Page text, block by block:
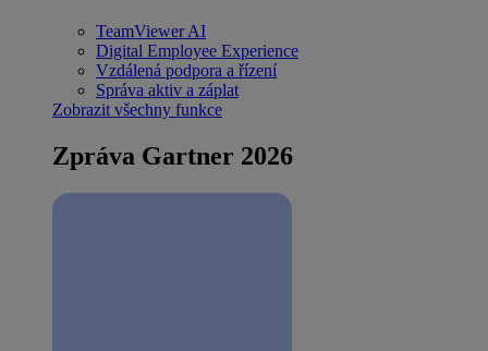
TeamViewer AI
Digital Employee Experience
Vzdálená podpora a řízení
Správa aktiv a záplat
Zobrazit všechny funkce
Zpráva Gartner 2026